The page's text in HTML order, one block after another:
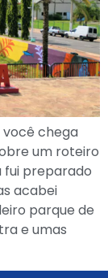
você chega
um roteiro
fui preparado
acabei
parque de
e umas